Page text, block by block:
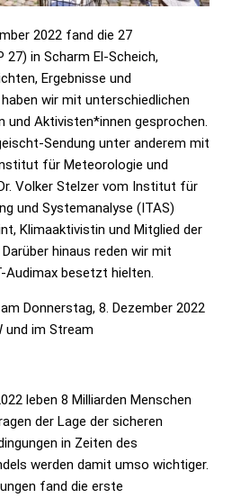
2022 fand die 27
27) in Scharm El-Scheich,
Ergebnisse und
wir mit unterschiedlichen
und Aktivisten*innen gesprochen.
Sendung unter anderem mit
für Meteorologie und
Volker Stelzer vom Institut für
und Systemanalyse (ITAS)
Klimaaktivistin und Mitglied der
hinaus reden wir mit
Audimax besetzt hielten.
Donnerstag, 8. Dezember 2022
und im Stream
leben 8 Milliarden Menschen
der Lage der sicheren
in Zeiten des
werden damit umso wichtiger.
fand die erste